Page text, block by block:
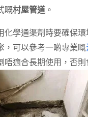
嘅村屋管道。
化學通渠劑時要確保
，可以參考一啲專業嘅
唔適合長期使用，否